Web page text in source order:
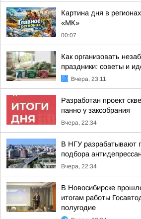
Картина дня в
«МК»
00:07
Как организовать
праздники: советы и
Вчера, 23:11
Разработан проект
панно у заксобрания
Вчера, 22:34
В НГУ разрабатывают
подбора
Вчера, 22:34
В Новосибирске
итогам работы
полугодие